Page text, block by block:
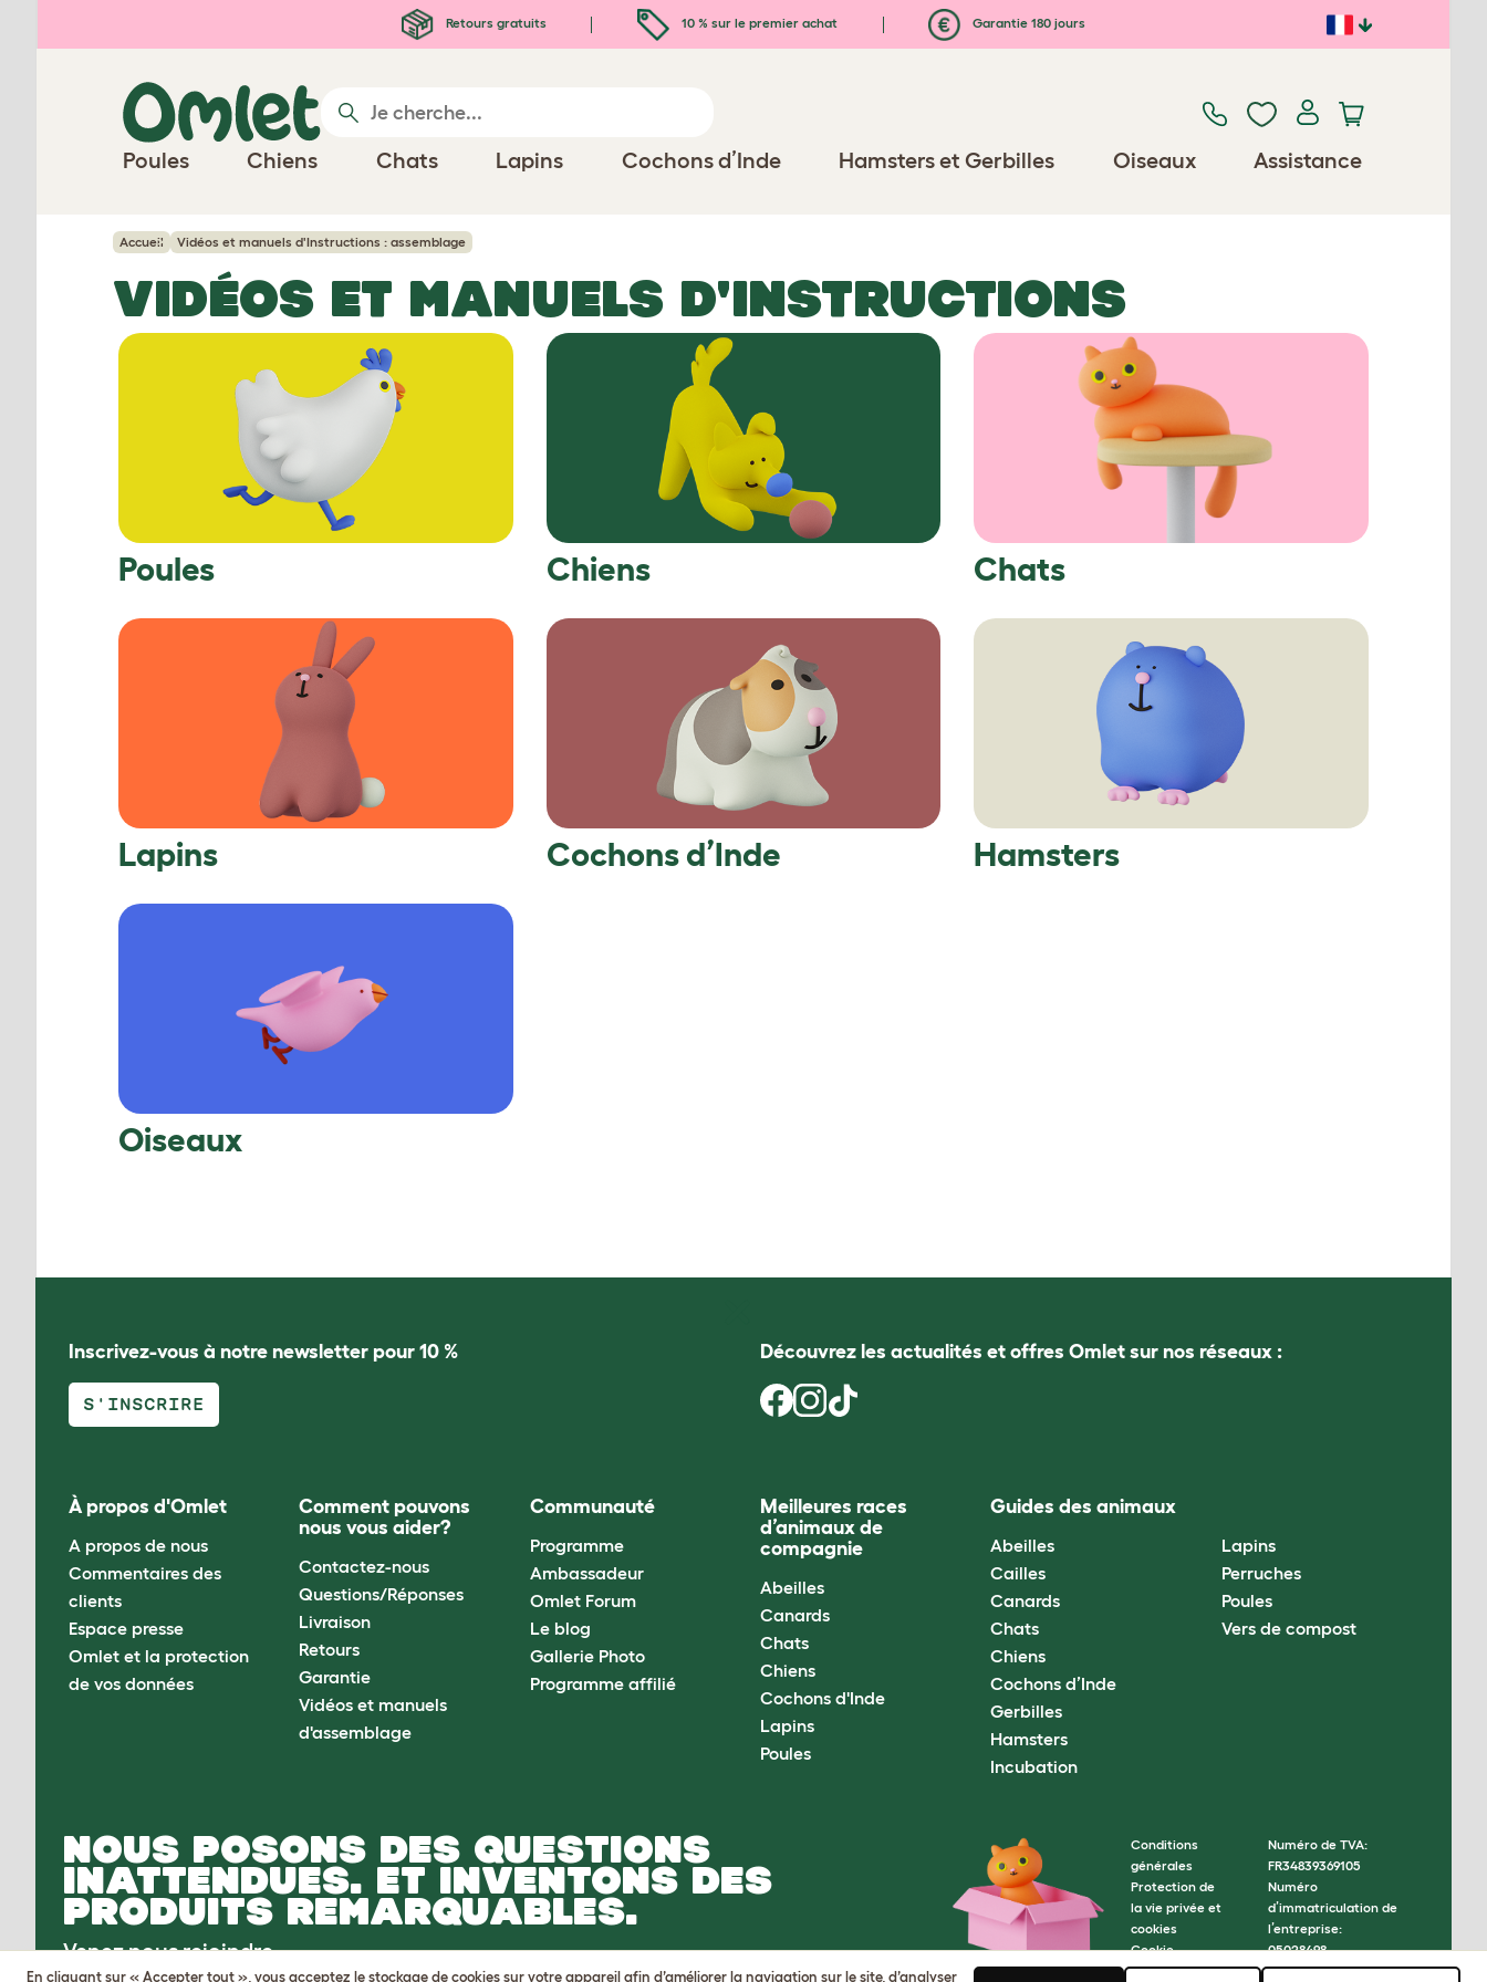
Retours gratuits 10 % sur le premier achat Garantie 180 jours
Poules Chiens Chats Lapins Cochons d’Inde Hamsters et Gerbilles Oiseaux Assistance
Accueil Vidéos et manuels d'Instructions : assemblage
VIDÉOS ET MANUELS D'INSTRUCTIONS
Poules Chiens Chats
Lapins Cochons d’Inde Hamsters
Oiseaux
Inscrivez-vous à notre newsletter pour 10 %
S'INSCRIRE
Découvrez les actualités et offres Omlet sur nos réseaux :
À propos d'Omlet
A propos de nous
Commentaires des
clients
Espace presse
Omlet et la protection
de vos données
Comment pouvons
nous vous aider?
Contactez-nous
Questions/Réponses
Livraison
Retours
Garantie
Vidéos et manuels
d'assemblage
Communauté
Programme
Ambassadeur
Omlet Forum
Le blog
Gallerie Photo
Programme affilié
Meilleures races
d’animaux de
compagnie
Abeilles
Canards
Chats
Chiens
Cochons d'Inde
Lapins
Poules
Guides des animaux
Abeilles
Cailles
Canards
Chats
Chiens
Cochons d’Inde
Gerbilles
Hamsters
Incubation
Lapins
Perruches
Poules
Vers de compost
NOUS POSONS DES QUESTIONS
INATTENDUES. ET INVENTONS DES
PRODUITS REMARQUABLES.
Venez nous rejoindre
Conditions
générales
Protection de
la vie privée et
cookies
Cookie
Settings
Numéro de TVA:
FR34839369105
Numéro
d’immatriculation de
l’entreprise:
05028498
© Omlet 2026
En cliquant sur « Accepter tout », vous acceptez le stockage de cookies sur votre appareil afin d’améliorer la navigation sur le site, d’analyser